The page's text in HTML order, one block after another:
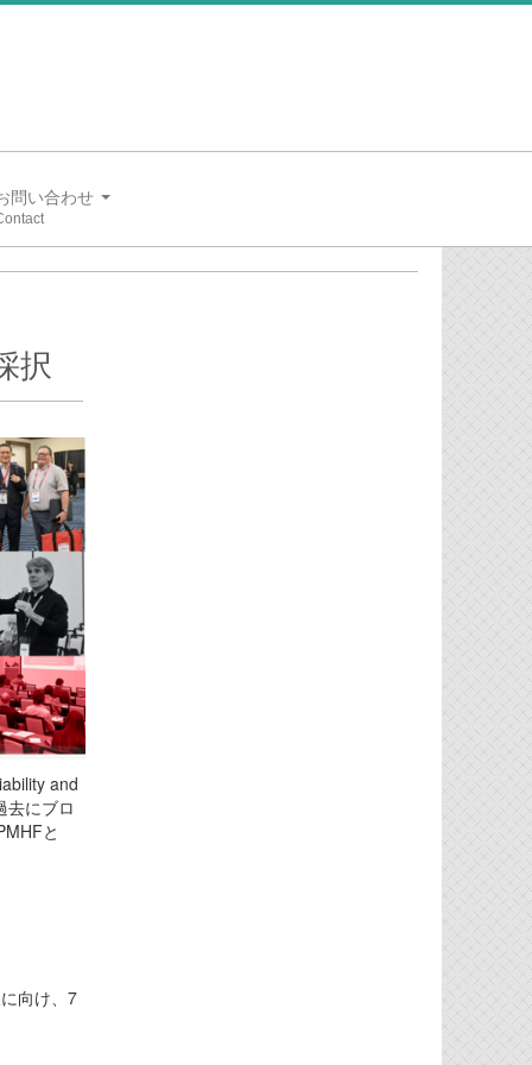
問い合わせ
択
and
去にブロ
と
向け、7